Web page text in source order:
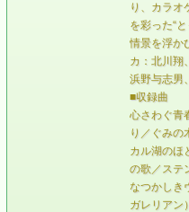
り、カラオ
を彩った“
情景を浮か
カ：北川翔
浜野与志男
■収録曲
心さわぐ青
り／ぐみの
カル湖のほ
の歌／ステ
なつかしき
ガレリアン